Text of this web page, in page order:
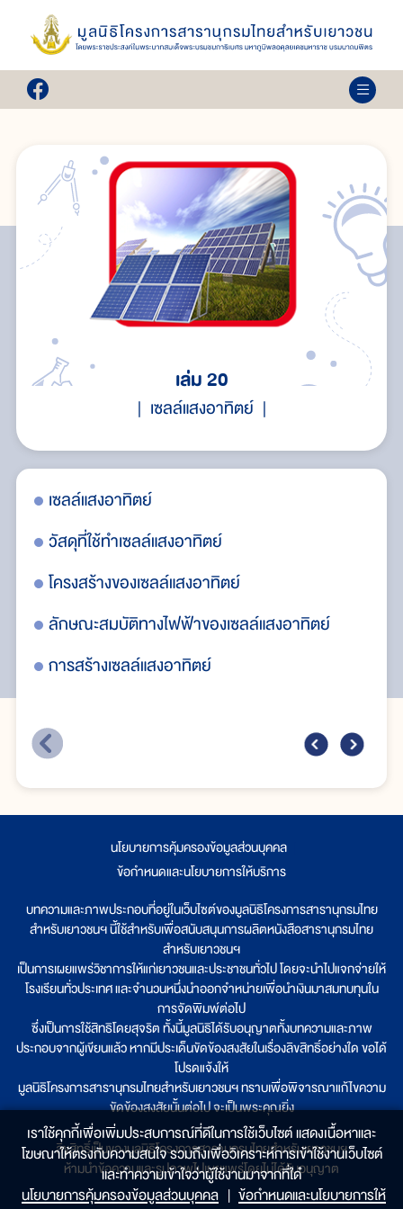
เล่ม 20
เซลล์แสงอาทิตย์
เซลล์แสงอาทิตย์
วัสดุที่ใช้ทำเซลล์แสงอาทิตย์
โครงสร้างของเซลล์แสงอาทิตย์
ลักษณะสมบัติทางไฟฟ้าของเซลล์แสงอาทิตย์
การสร้างเซลล์แสงอาทิตย์
นโยบายการคุ้มครองข้อมูลส่วนบุคคล
ข้อกำหนดและนโยบายการให้บริการ
บทความและภาพประกอบที่อยู่ในเว็บไซต์ของมูลนิธิโครงการสารานุกรมไทย
สำหรับเยาวชนฯ นี้ใช้สำหรับเพื่อสนับสนุนการผลิตหนังสือสารานุกรมไทย
สำหรับเยาวชนฯ
เป็นการเผยแพร่วิชาการให้แก่เยาวชนและประชาชนทั่วไป โดยจะนำไปแจกจ่ายให้
โรงเรียนทั่วประเทศ และจำนวนหนึ่งนำออกจำหน่ายเพื่อนำเงินมาสมทบทุนใน
การจัดพิมพ์ต่อไป
ซึ่งเป็นการใช้สิทธิโดยสุจริต ทั้งนี้มูลนิธิได้รับอนุญาตทั้งบทความและภาพ
ประกอบจากผู้เขียนแล้ว หากมีประเด็นขัดข้องสงสัยในเรื่องลิขสิทธิ์อย่างใด ขอได้
โปรดแจ้งให้
มูลนิธิโครงการสารานุกรมไทยสำหรับเยาวชนฯ ทราบเพื่อพิจารณาแก้ไขความ
ขัดข้องสงสัยนั้นต่อไป จะเป็นพระคุณยิ่ง
ลิขสิทธิ์เป็นของมูลนิธิโครงการสารานุกรมไทยสำหรับเยาวชนฯ
ห้ามนำข้อความและรูปภาพไปเผยแพร่โดยไม่ได้รับอนุญาต
เราใช้คุกกี้เพื่อเพิ่มประสบการณ์ที่ดีในการใช้เว็บไซต์ แสดงเนื้อหาและ
โฆษณาให้ตรงกับความสนใจ รวมถึงเพื่อวิเคราะห์การเข้าใช้งานเว็บไซต์
และทำความเข้าใจว่าผู้ใช้งานมาจากที่ใด๋
นโยบายการคุ้มครองข้อมูลส่วนบุคคล | ข้อกำหนดและนโยบายการให้